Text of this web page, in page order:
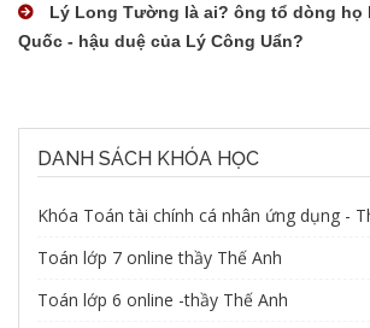
Lý Long Tường là ai? ông tổ dòng họ
Quốc - hậu duệ của Lý Công Uẩn?
DANH SÁCH KHÓA HỌC
Khóa Toán tài chính cá nhân ứng dụng -
Toán lớp 7 online thầy Thế Anh
Toán lớp 6 online -thầy Thế Anh